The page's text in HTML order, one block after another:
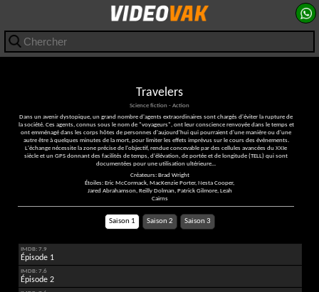
Travelers
Science fiction - Action
Dans un avenir dystopique, un grand nombre d'agents extraordinaires sont chargés d'éviter la rupture de
la société. Ces agents, connus sous le nom de "voyageurs", ont leur conscience renvoyée dans le temps et
ont emménagé dans les corps hôtes de personnes d'aujourd'hui qui pourraient d'une manière ou d'une
autre être à quelques minutes de la mort, pour limiter les effets imprévus sur le cours des événements.
L'échange nécessite la zone précise de l'objectif, rendue concevable par des cellules avancées du XXIe
siècle et un GPS donnant des facilités de temps, d'élévation, de portée et de longitude (TELL) qui sont
documentées pour une utilisation ultérieure...
Créateurs: Brad Wright
Étoiles: Eric McCormack, MacKenzie Porter, Nesta Cooper,
Jared Abrahamson, Reilly Dolman, Patrick Gilmore, Leah
Cairns
Saison 1 Saison 2 Saison 3
IMDB: 7.9
Épisode 1
IMDB: 7.6
Épisode 2